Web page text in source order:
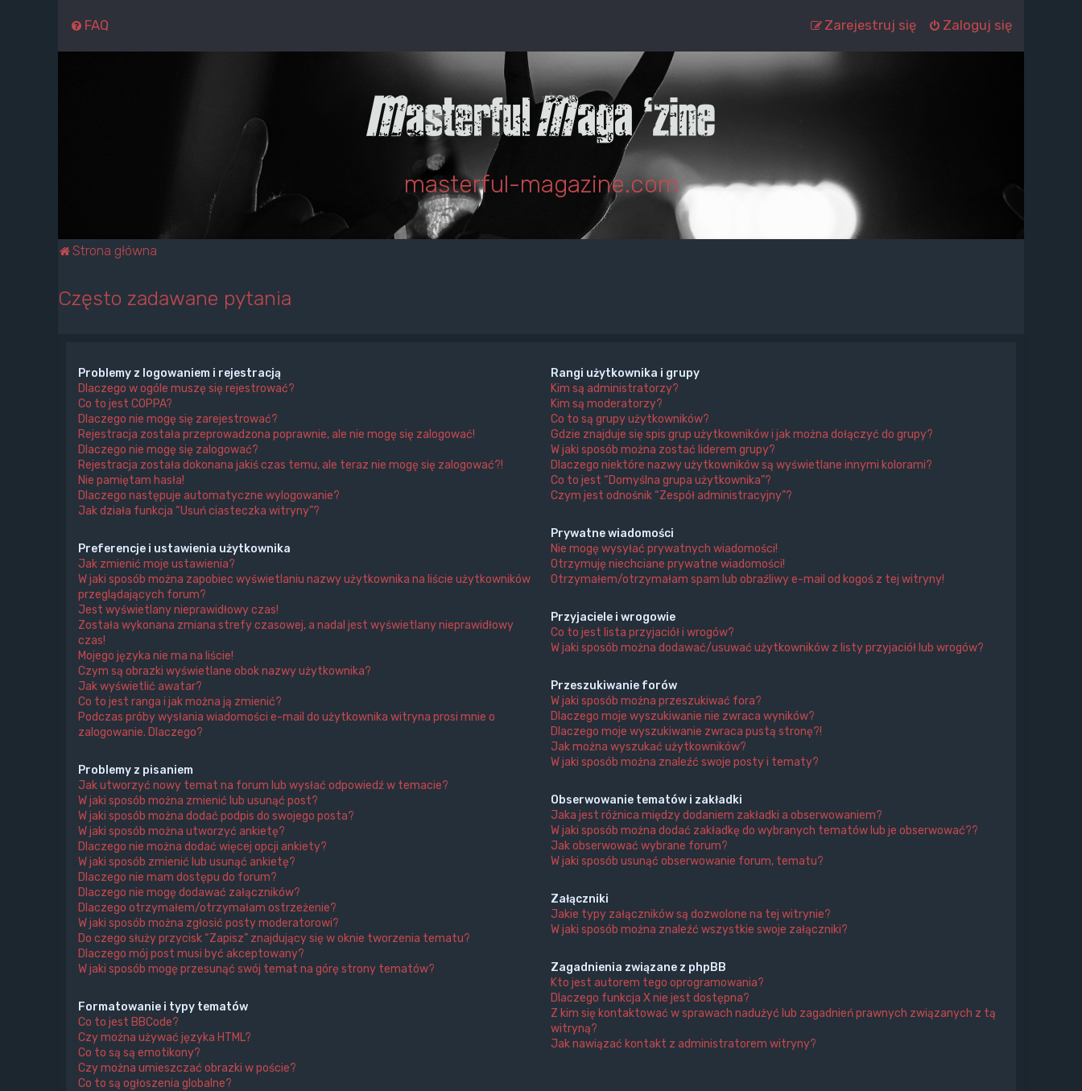
FAQ Zaloguj się
Zarejestruj się
masterful-magazine.com
Strona główna
Często zadawane pytania
Problemy z logowaniem i rejestracją
Dlaczego w ogóle muszę się rejestrować?
Co to jest COPPA?
Dlaczego nie mogę się zarejestrować?
Rejestracja została przeprowadzona poprawnie, ale nie mogę się zalogować!
Dlaczego nie mogę się zalogować?
Rejestracja została dokonana jakiś czas temu, ale teraz nie mogę się zalogować?!
Nie pamiętam hasła!
Dlaczego następuje automatyczne wylogowanie?
Jak działa funkcja “Usuń ciasteczka witryny”?
Preferencje i ustawienia użytkownika
Jak zmienić moje ustawienia?
W jaki sposób można zapobiec wyświetlaniu nazwy użytkownika na liście użytkowników
przeglądających forum?
Jest wyświetlany nieprawidłowy czas!
Została wykonana zmiana strefy czasowej, a nadal jest wyświetlany nieprawidłowy
czas!
Mojego języka nie ma na liście!
Czym są obrazki wyświetlane obok nazwy użytkownika?
Jak wyświetlić awatar?
Co to jest ranga i jak można ją zmienić?
Podczas próby wysłania wiadomości e-mail do użytkownika witryna prosi mnie o
zalogowanie. Dlaczego?
Problemy z pisaniem
Jak utworzyć nowy temat na forum lub wysłać odpowiedź w temacie?
W jaki sposób można zmienić lub usunąć post?
W jaki sposób można dodać podpis do swojego posta?
W jaki sposób można utworzyć ankietę?
Dlaczego nie można dodać więcej opcji ankiety?
W jaki sposób zmienić lub usunąć ankietę?
Dlaczego nie mam dostępu do forum?
Dlaczego nie mogę dodawać załączników?
Dlaczego otrzymałem/otrzymałam ostrzeżenie?
W jaki sposób można zgłosić posty moderatorowi?
Do czego służy przycisk “Zapisz” znajdujący się w oknie tworzenia tematu?
Dlaczego mój post musi być akceptowany?
W jaki sposób mogę przesunąć swój temat na górę strony tematów?
Formatowanie i typy tematów
Co to jest BBCode?
Czy można używać języka HTML?
Co to są są emotikony?
Czy można umieszczać obrazki w poście?
Co to są ogłoszenia globalne?
Rangi użytkownika i grupy
Kim są administratorzy?
Kim są moderatorzy?
Co to są grupy użytkowników?
Gdzie znajduje się spis grup użytkowników i jak można dołączyć do grupy?
W jaki sposób można zostać liderem grupy?
Dlaczego niektóre nazwy użytkowników są wyświetlane innymi kolorami?
Co to jest “Domyślna grupa użytkownika”?
Czym jest odnośnik “Zespół administracyjny”?
Prywatne wiadomości
Nie mogę wysyłać prywatnych wiadomości!
Otrzymuję niechciane prywatne wiadomości!
Otrzymałem/otrzymałam spam lub obraźliwy e-mail od kogoś z tej witryny!
Przyjaciele i wrogowie
Co to jest lista przyjaciół i wrogów?
W jaki sposób można dodawać/usuwać użytkowników z listy przyjaciół lub wrogów?
Przeszukiwanie forów
W jaki sposób można przeszukiwać fora?
Dlaczego moje wyszukiwanie nie zwraca wyników?
Dlaczego moje wyszukiwanie zwraca pustą stronę?!
Jak można wyszukać użytkowników?
W jaki sposób można znaleźć swoje posty i tematy?
Obserwowanie tematów i zakładki
Jaka jest różnica między dodaniem zakładki a obserwowaniem?
W jaki sposób można dodać zakładkę do wybranych tematów lub je obserwować??
Jak obserwować wybrane forum?
W jaki sposób usunąć obserwowanie forum, tematu?
Załączniki
Jakie typy załączników są dozwolone na tej witrynie?
W jaki sposób można znaleźć wszystkie swoje załączniki?
Zagadnienia związane z phpBB
Kto jest autorem tego oprogramowania?
Dlaczego funkcja X nie jest dostępna?
Z kim się kontaktować w sprawach nadużyć lub zagadnień prawnych związanych z tą
witryną?
Jak nawiązać kontakt z administratorem witryny?